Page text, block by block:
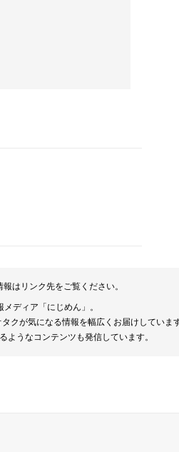
報はリンク先をご覧ください。
ディア「にじめん」。
クが気になる情報を幅広くお届けしていま
うなコンテンツも発信しています。